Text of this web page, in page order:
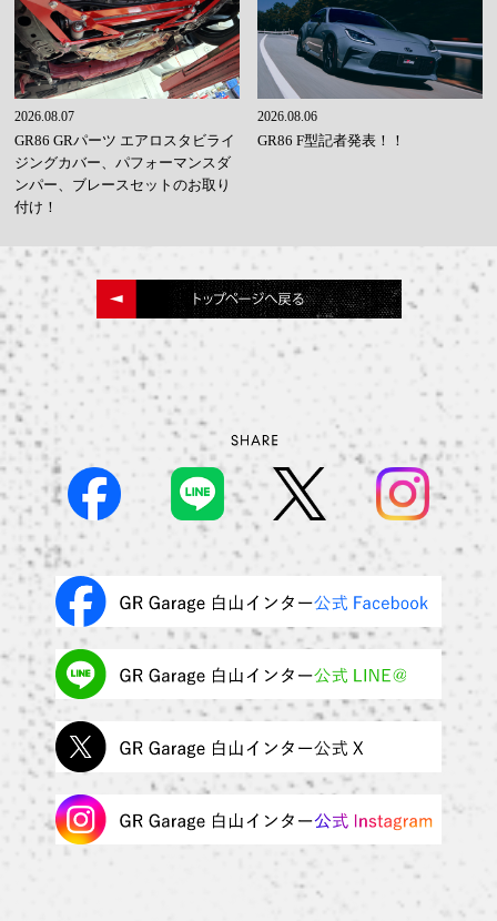
2026.08.07
GR86 GRパーツ エアロスタビライ
ジングカバー、パフォーマンスダ
ンパー、ブレースセットのお取り
付け！
2026.08.06
GR86 F型記者発表！！